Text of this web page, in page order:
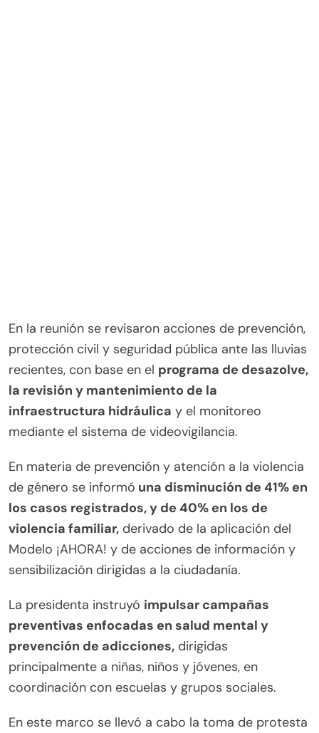
En la reunión se revisaron acciones de prevención,
protección civil y seguridad pública ante las lluvias
recientes, con base en el programa de desazolve,
la revisión y mantenimiento de la
infraestructura hidráulica y el monitoreo
mediante el sistema de videovigilancia.
En materia de prevención y atención a la violencia
de género se informó una disminución de 41% en
los casos registrados, y de 40% en los de
violencia familiar, derivado de la aplicación del
Modelo ¡AHORA! y de acciones de información y
sensibilización dirigidas a la ciudadanía.
La presidenta instruyó impulsar campañas
preventivas enfocadas en salud mental y
prevención de adicciones, dirigidas
principalmente a niñas, niños y jóvenes, en
coordinación con escuelas y grupos sociales.
En este marco se llevó a cabo la toma de protesta